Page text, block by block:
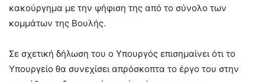
κακούργημα με την ψήφιση της από το σύνολο των
κομμάτων της Βουλής.
Σε σχετική δήλωση του ο Υπουργός επισημαίνει ότι το
Υπουργείο θα συνεχίσει απρόσκοπτα το έργο του στην